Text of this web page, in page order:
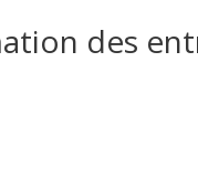
des